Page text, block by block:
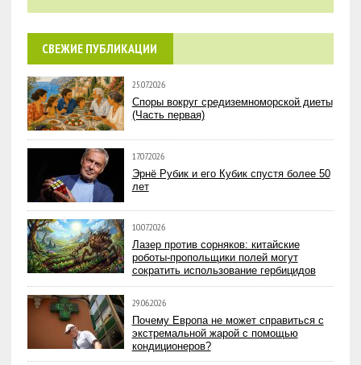
СВЕЖИЕ ПУБЛИКАЦИИ
25.07.2026
Споры вокруг средиземноморской диеты
(Часть первая)
17.07.2026
Эрнё Рубик и его Кубик спустя более 50
лет
10.07.2026
Лазер против сорняков: китайские
роботы-пропольщики полей могут
сократить использование гербицидов
29.06.2026
Почему Европа не может справиться с
экстремальной жарой с помощью
кондиционеров?